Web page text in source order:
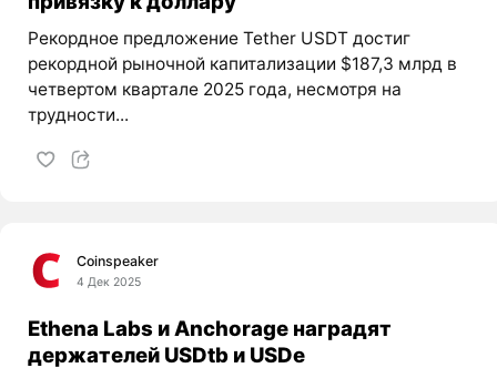
Рекордное предложение Tether USDT достиг
рекордной рыночной капитализации $187,3 млрд в
четвертом квартале 2025 года, несмотря на
трудности...
Coinspeaker
4 Дек 2025
Ethena Labs и Anchorage наградят
держателей USDtb и USDe